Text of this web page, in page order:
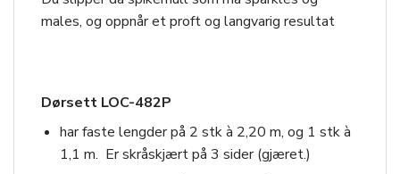
males, og oppnår et proft og langvarig resultat
Dørsett LOC-482P
har faste lengder på 2 stk à 2,20 m, og 1 stk à
1,1 m. Er skråskjært på 3 sider (gjæret.)